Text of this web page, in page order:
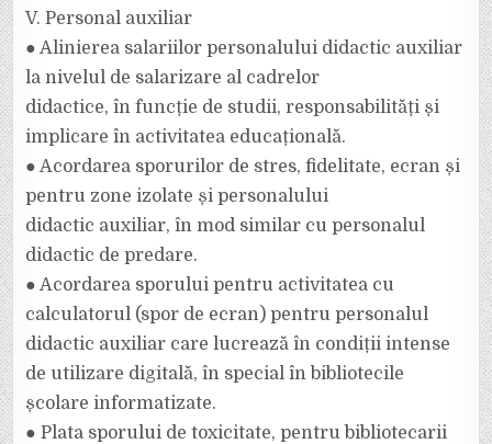
V. Personal auxiliar
● Alinierea salariilor personalului didactic auxiliar
la nivelul de salarizare al cadrelor
didactice, în funcție de studii, responsabilități și
implicare în activitatea educațională.
● Acordarea sporurilor de stres, fidelitate, ecran și
pentru zone izolate și personalului
didactic auxiliar, în mod similar cu personalul
didactic de predare.
● Acordarea sporului pentru activitatea cu
calculatorul (spor de ecran) pentru personalul
didactic auxiliar care lucrează în condiții intense
de utilizare digitală, în special în bibliotecile
școlare informatizate.
● Plata sporului de toxicitate, pentru bibliotecarii